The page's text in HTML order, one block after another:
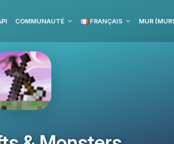
COMMUNAUTÉ FRANÇAIS MUR